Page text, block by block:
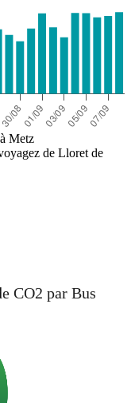
Metz
de Lloret de
CO2 par Bus